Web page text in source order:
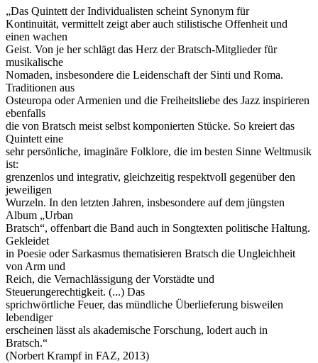
„Das Quintett der Individualisten scheint Synonym für
Kontinuität, vermittelt zeigt aber auch stilistische Offenheit und
einen wachen
Geist. Von je her schlägt das Herz der Bratsch-Mitglieder für
musikalische
Nomaden, insbesondere die Leidenschaft der Sinti und Roma.
Traditionen aus
Osteuropa oder Armenien und die Freiheitsliebe des Jazz inspirieren
ebenfalls
die von Bratsch meist selbst komponierten Stücke. So kreiert das
Quintett eine
sehr persönliche, imaginäre Folklore, die im besten Sinne Weltmusik
ist:
grenzenlos und integrativ, gleichzeitig respektvoll gegenüber den
jeweiligen
Wurzeln. In den letzten Jahren, insbesondere auf dem jüngsten
Album „Urban
Bratsch“, offenbart die Band auch in Songtexten politische Haltung.
Gekleidet
in Poesie oder Sarkasmus thematisieren Bratsch die Ungleichheit
von Arm und
Reich, die Vernachlässigung der Vorstädte und
Steuerungerechtigkeit. (...) Das
sprichwörtliche Feuer, das mündliche Überlieferung bisweilen
lebendiger
erscheinen lässt als akademische Forschung, lodert auch in
Bratsch.“
(Norbert Krampf in FAZ, 2013)